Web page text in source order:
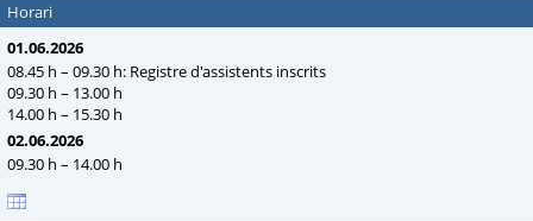
Horari
01.06.2026
08.45 h – 09.30 h: Registre d'assistents inscrits
09.30 h – 13.00 h
14.00 h – 15.30 h
02.06.2026
09.30 h – 14.00 h